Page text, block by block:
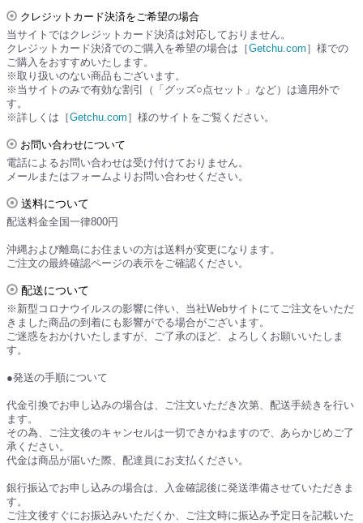
クレジットカード決済をご希望の場合
当サイトではクレジットカード決済は対応しておりません。
クレジットカード決済でのご購入を希望の場合は［Getchu.com ］様での
ご購入をおすすめいたします。
※取り扱いのない商品もございます。
※当サイトのみで有効な割引（「グッズ○点セット」など）は適用外で
す。
※詳しくは［Getchu.com ］様のサイトをご覧ください。
お問い合わせについて
電話によるお問い合わせは受け付けておりません。
メールまたはフォームよりお問い合わせください。
送料について
配送料金全国一律800円
沖縄および離島にお住まいの方は送料が変更になります。
ご注文の最終確認ページの表示をご確認ください。
配送について
※新型コロナウイルスの影響に伴い、当社Webサイトにてご注文をいただ
きました商品の到着にも影響がでる場合がございます。
ご迷惑をおかけいたしますが、ご了承のほど、よろしくお願いいたしま
す。
●発送の手順について
代金引換でお申し込みの場合は、ご注文いただき次第、配送手続きを行い
ます。
その為、ご注文後のキャンセルは一切できかねますので、あらかじめご了
承ください。
代金は商品が届いた際、配達員にお支払ください。
銀行振込でお申し込みの場合は、入金確認後に発送準備させていただきま
す。
ご注文後すぐにお振込みいただくか、ご注文時に振込み予定日を記載いた